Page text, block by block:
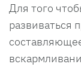
Для того
развиваться